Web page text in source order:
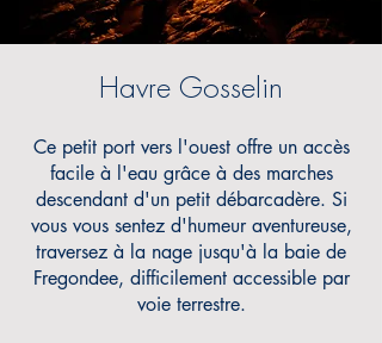
Havre Gosselin
Ce petit port vers l'ouest offre un accès
facile à l'eau grâce à des marches
descendant d'un petit débarcadère. Si
vous vous sentez d'humeur aventureuse,
traversez à la nage jusqu'à la baie de
Fregondee, difficilement accessible par
voie terrestre.